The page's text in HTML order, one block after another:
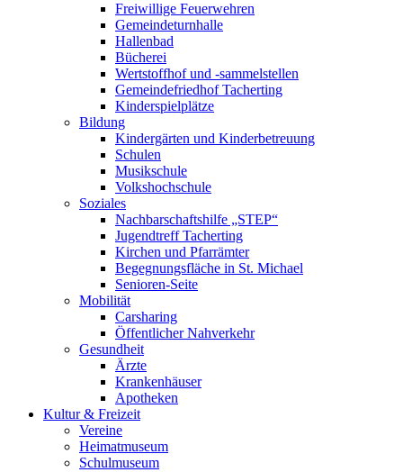
Freiwillige Feuerwehren
Gemeindeturnhalle
Hallenbad
Bücherei
Wertstoffhof und -sammelstellen
Gemeindefriedhof Tacherting
Kinderspielplätze
Bildung
Kindergärten und Kinderbetreuung
Schulen
Musikschule
Volkshochschule
Soziales
Nachbarschaftshilfe „STEP“
Jugendtreff Tacherting
Kirchen und Pfarrämter
Begegnungsfläche in St. Michael
Senioren-Seite
Mobilität
Carsharing
Öffentlicher Nahverkehr
Gesundheit
Ärzte
Krankenhäuser
Apotheken
Kultur & Freizeit
Vereine
Heimatmuseum
Schulmuseum